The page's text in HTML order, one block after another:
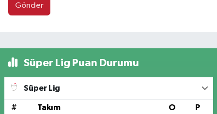
Gönder
Süper Lig Puan Durumu
Süper Lig
# Takım O P